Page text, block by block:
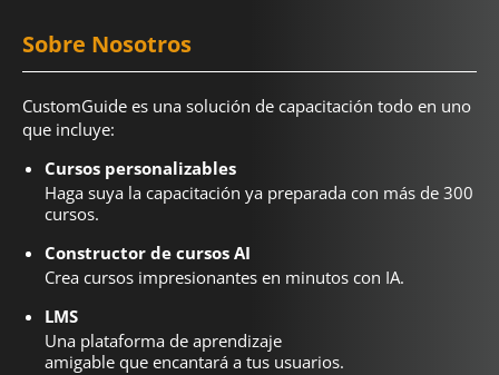
Sobre Nosotros
CustomGuide es una solución de capacitación todo en uno
que incluye:
Cursos personalizables
Haga suya la capacitación ya preparada con más de 300
cursos.
Constructor de cursos AI
Crea cursos impresionantes en minutos con IA.
LMS
Una plataforma de aprendizaje
amigable que encantará a tus usuarios.